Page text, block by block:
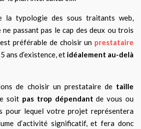
la typologie des sous traitants web,
ne passant pas le cap des deux ou trois
préférable de choisir un prestataire
ans d’existence, et idéalement au-delà
de choisir un prestataire de taille
soit pas trop dépendant de vous ou
pour lequel votre projet représentera
d’activité significatif, et fera donc